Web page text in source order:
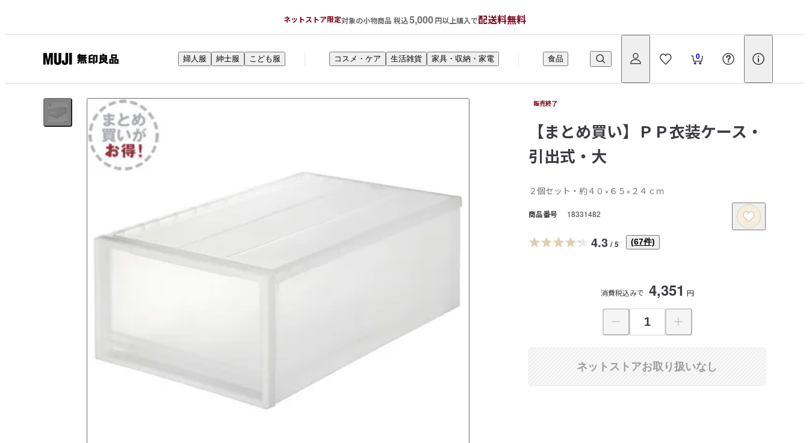
ネットストア限定対象の小物商品 税込5,000円以上購入で配送料無料
印
良
品
0
婦人服 紳士服 こども服 コスメ・ケア 生活雑貨 家具・収納・家電 食品
販売終了
【まとめ買い】ＰＰ衣装ケース・
引出式・大
２個セット・約４０×６５×２４ｃｍ
商品番号 18331482
4.3 / 5 (67件)
消費税込みで 4,351 円
ネットストアお取り扱いなし